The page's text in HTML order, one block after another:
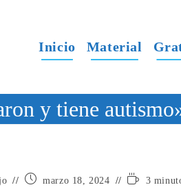
Inicio Material
y tiene
Publicación
marzo 18, 2024
Tiempo
3